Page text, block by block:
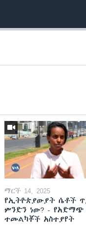
ማርች 14, 2025
የኢትዮጵያውያት ሴቶች
ምንድን ነው? - የአድማጭ
ተመልካቾች አስተያየት